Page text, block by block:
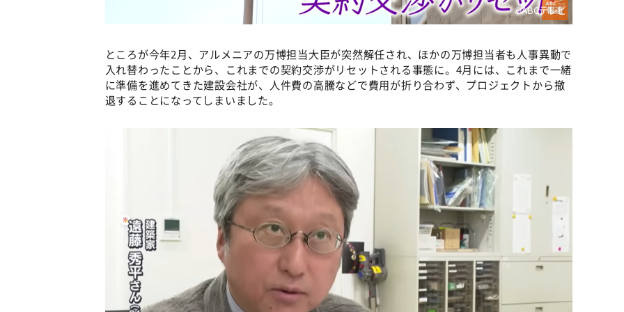
©️ABCテレビ
ところが今年2月、アルメニアの万博担当大臣が突然解任され、ほかの万博担当者も人事異動で
入れ替わったことから、これまでの契約交渉がリセットされる事態に。4月には、これまで一緒
に準備を進めてきた建設会社が、人件費の高騰などで費用が折り合わず、プロジェクトから撤
退することになってしまいました。